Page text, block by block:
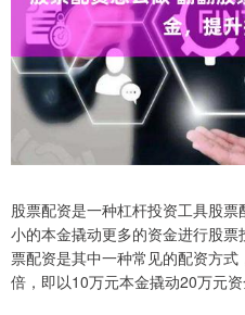
股票配资是一种杠杆投资工具股
小的本金撬动更多的资金进行股
票配资是其中一种常见的配资方
倍，即以10万元本金撬动20万元资